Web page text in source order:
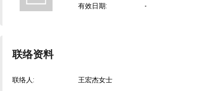
有效日期: -
联络资料
联络人: 王宏杰女士